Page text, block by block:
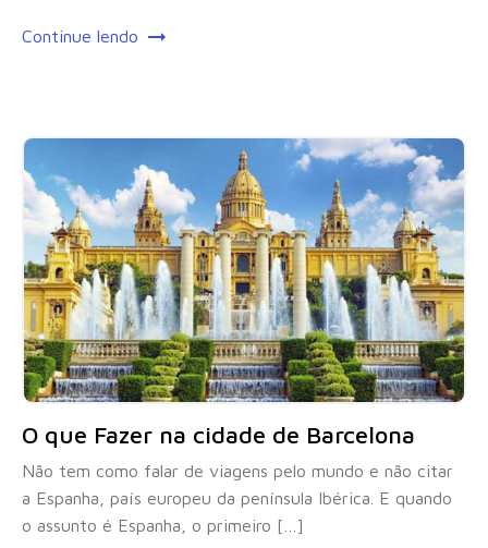
Continue lendo
O que Fazer na cidade de Barcelona
Não tem como falar de viagens pelo mundo e não citar
a Espanha, país europeu da península Ibérica. E quando
o assunto é Espanha, o primeiro […]